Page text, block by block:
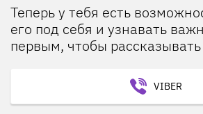
Теперь у тебя есть
его под себя и узнавать
первым, чтобы
VIBER